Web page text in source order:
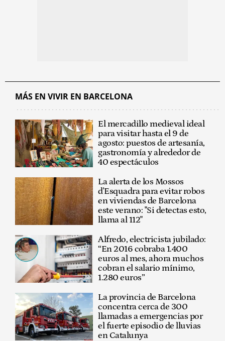
MÁS EN VIVIR EN BARCELONA
El mercadillo medieval ideal
para visitar hasta el 9 de
agosto: puestos de artesanía,
gastronomía y alrededor de
40 espectáculos
La alerta de los Mossos
d'Esquadra para evitar robos
en viviendas de Barcelona
este verano: "Si detectas esto,
llama al 112"
Alfredo, electricista jubilado:
“En 2016 cobraba 1.400
euros al mes, ahora muchos
cobran el salario mínimo,
1.280 euros”
La provincia de Barcelona
concentra cerca de 300
llamadas a emergencias por
el fuerte episodio de lluvias
en Catalunya